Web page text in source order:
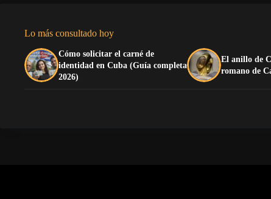
Lo más consultado hoy
Cómo solicitar el carné de
identidad en Cuba (Guía completa
2026)
El anillo de
romano de